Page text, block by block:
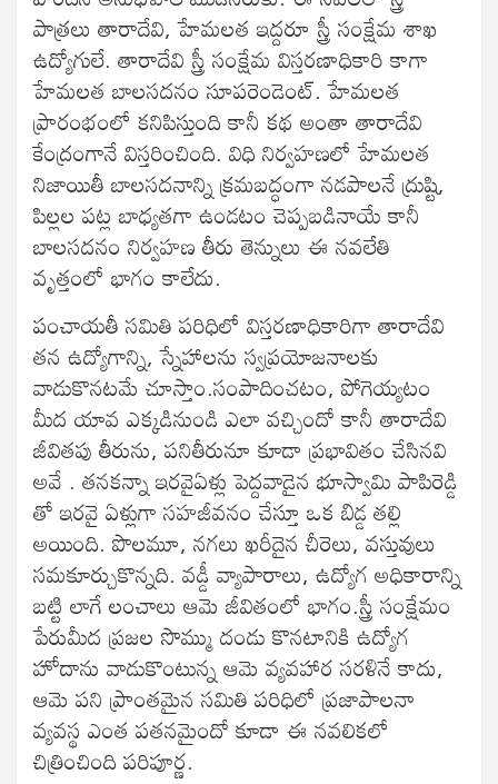
పాత్రలు తారాదేవి, హేమలత ఇద్దరూ స్త్రీ సంక్షేమ శాఖ
ఉద్యోగులే. తారాదేవి స్త్రీ సంక్షేమ విస్తరణాధికారి కాగా
హేమలత బాలసదనం సూపరెండెంట్. హేమలత
ప్రారంభంలో కనిపిస్తుంది కానీ కథ అంతా తారాదేవి
కేంద్రంగానే విస్తరించింది. విధి నిర్వహణలో హేమలత
నిజాయితీ బాలసదనాన్ని క్రమబద్ధంగా నడపాలనే ద్రుష్టి,
పిల్లల పట్ల బాధ్యతగా ఉండటం చెప్పబడినాయే కానీ
బాలసదనం నిర్వహణ తీరు తెన్నులు ఈ నవలేతి
వృత్తంలో భాగం కాలేదు.
పంచాయతీ సమితి పరిధిలో విస్తరణాధికారిగా తారాదేవి
తన ఉద్యోగాన్ని, స్నేహాలను స్వప్రయోజనాలకు
వాడుకొనటమే చూస్తాం.సంపాదించటం, పోగెయ్యటం
మీద యావ ఎక్కడినుండి ఎలా వచ్చిందో కానీ తారాదేవి
జీవితపు తీరును, పనితీరునూ కూడా ప్రభావితం చేసినవి
అవే . తనకన్నా ఇరవైఏళ్లు పెద్దవాడైన భూస్వామి పాపిరెడ్డి
తో ఇరవై ఏళ్లుగా సహజీవనం చేస్తూ ఒక బిడ్డ తల్లి
అయింది. పొలమూ, నగలు ఖరీదైన చీరెలు, వస్తువులు
సమకూర్చుకొన్నది. వడ్డీ వ్యాపారాలు, ఉద్యోగ అధికారాన్ని
బట్టి లాగే లంచాలు ఆమె జీవితంలో భాగం.స్త్రీ సంక్షేమం
పేరుమీద ప్రజల సొమ్ము దండు కొనటానికి ఉద్యోగ
హోదాను వాడుకొంటున్న ఆమె వ్యవహార సరళినే కాదు,
ఆమె పని ప్రాంతమైన సమితి పరిధిలో ప్రజాపాలనా
వ్యవస్థ ఎంత పతనమైందో కూడా ఈ నవలికలో
చిత్రించింది పరిపూర్ణ.